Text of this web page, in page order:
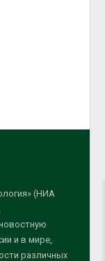
(НИА
и в мире,
различных